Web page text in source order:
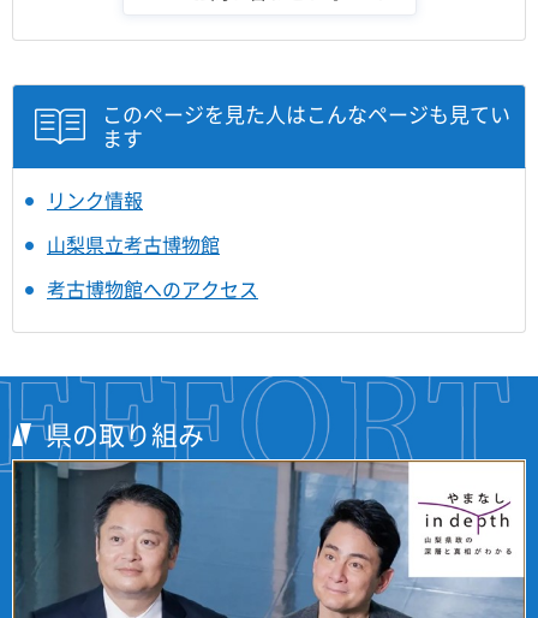
このページを見た人はこんなページも見てい
ます
リンク情報
山梨県立考古博物館
考古博物館へのアクセス
県の取り組み